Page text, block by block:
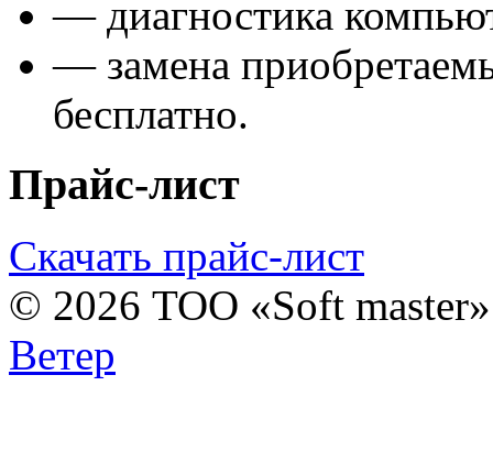
— диагностика
— замена
бесплатно.
Прайс-лист
Скачать прайс-лист
© 2026 ТОО «Soft
Ветер